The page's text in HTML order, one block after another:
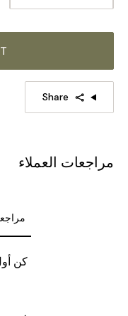
Share
مراجعات العملاء
كن